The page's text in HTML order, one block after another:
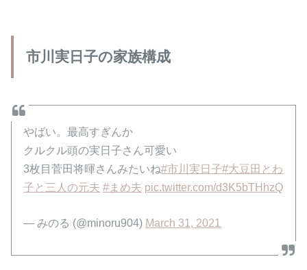
市川実日子の家族構成
やばい。最高すぎんか
クルクル頭の実日子さん可愛い
3枚目菅田将暉さんみたいね#市川実日子#大豆田とわ
子と三人の元夫 #まめ夫 pic.twitter.com/d3K5bTHhzQ
— みのる (@minoru904) March 31, 2021